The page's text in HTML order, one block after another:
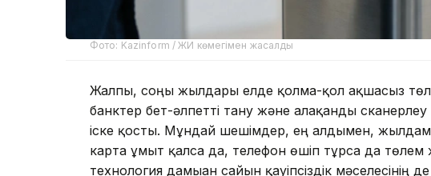
Фото: Kazinform / ЖИ көмегімен жасалды
Жалпы, соңғы жылдары елде қолма-қол ақшасыз
банктер бет-әлпетті тану және алақанды
іске қосты. Мұндай шешімдер, ең алдымен,
карта ұмыт қалса да, телефон өшіп тұрса да төлем
технология дамыған сайын қауіпсіздік мәселесінің